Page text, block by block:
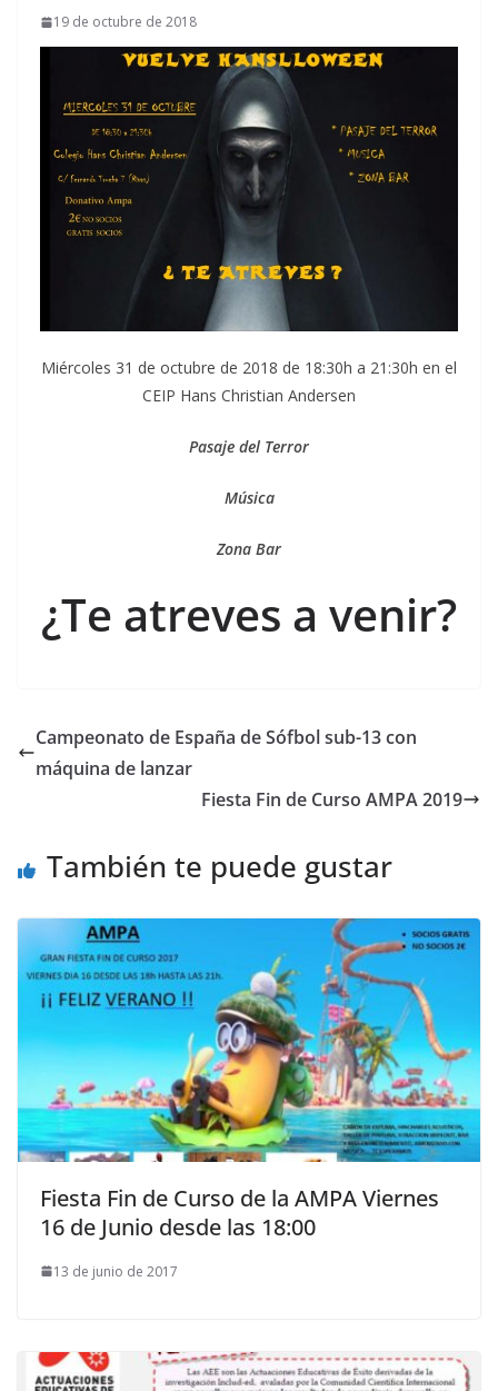
19 de octubre de 2018
Miércoles 31 de octubre de 2018 de 18:30h a 21:30h en el
CEIP Hans Christian Andersen
Pasaje del Terror
Música
Zona Bar
¿Te atreves a venir?
Campeonato de España de Sófbol sub-13 con
máquina de lanzar
Fiesta Fin de Curso AMPA 2019
También te puede gustar
Fiesta Fin de Curso de la AMPA Viernes
16 de Junio desde las 18:00
13 de junio de 2017